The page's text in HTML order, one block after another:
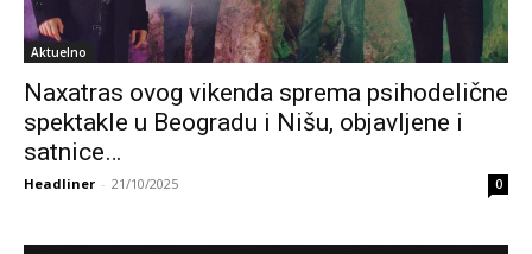
Aktuelno
Naxatras ovog vikenda sprema psihodelične
spektakle u Beogradu i Nišu, objavljene i
satnice…
Headliner - 21/10/2025 0